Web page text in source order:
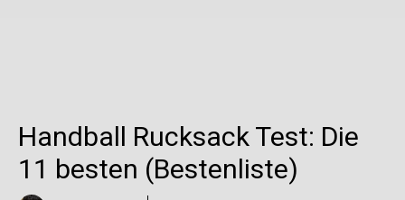
Handball Rucksack Test: Die
11 besten (Bestenliste)